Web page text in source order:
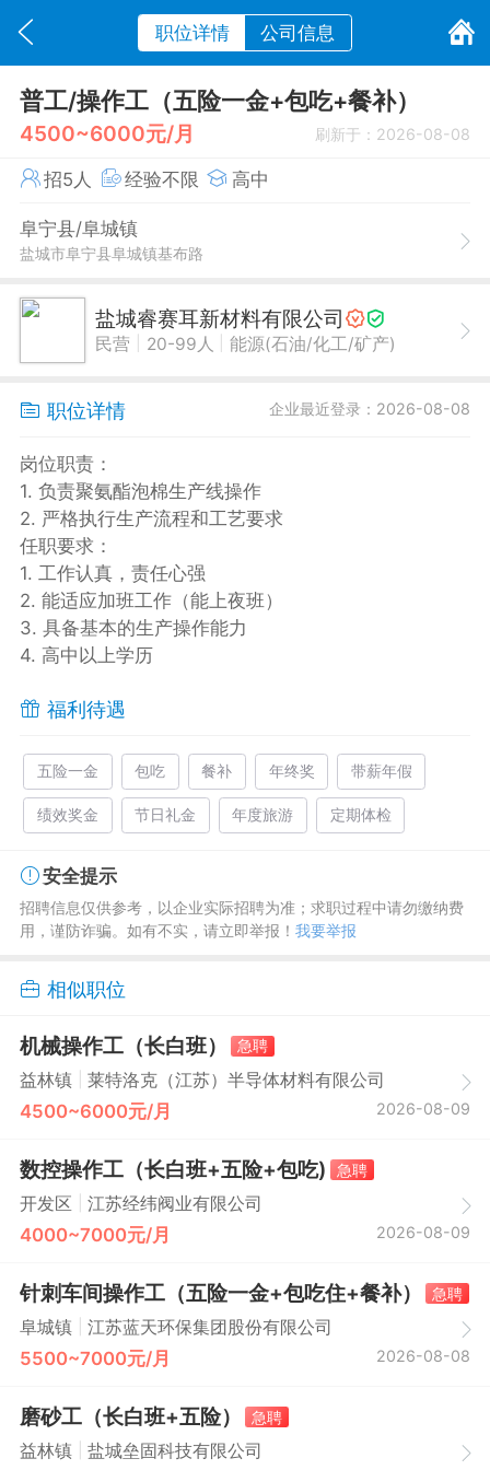
职位详情 公司信息
普工/操作工（五险一金+包吃+餐补）
4500~6000元/月 刷新于：2026-08-08
招5人 经验不限 高中
阜宁县/阜城镇
盐城市阜宁县阜城镇基布路
盐城睿赛耳新材料有限公司
民营 20-99人 能源(石油/化工/矿产)
职位详情 企业最近登录：2026-08-08
岗位职责：
1. 负责聚氨酯泡棉生产线操作
2. 严格执行生产流程和工艺要求
任职要求：
1. 工作认真，责任心强
2. 能适应加班工作（能上夜班）
3. 具备基本的生产操作能力
4. 高中以上学历
福利待遇
五险一金 包吃 餐补 年终奖 带薪年假
绩效奖金 节日礼金 年度旅游 定期体检
安全提示
招聘信息仅供参考，以企业实际招聘为准；求职过程中请勿缴纳费
用，谨防诈骗。如有不实，请立即举报！ 我要举报
相似职位
机械操作工（长白班）
急聘
益林镇
莱特洛克（江苏）半导体材料有限公司
4500~6000元/月 2026-08-09
数控操作工（长白班+五险+包吃)
急聘
开发区
江苏经纬阀业有限公司
4000~7000元/月 2026-08-09
针刺车间操作工（五险一金+包吃住+餐补）
急聘
阜城镇
江苏蓝天环保集团股份有限公司
5500~7000元/月 2026-08-08
磨砂工（长白班+五险）
急聘
益林镇
盐城垒固科技有限公司